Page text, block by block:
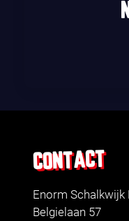
CONTACT
Enorm Schalkwijk
Belgielaan 57